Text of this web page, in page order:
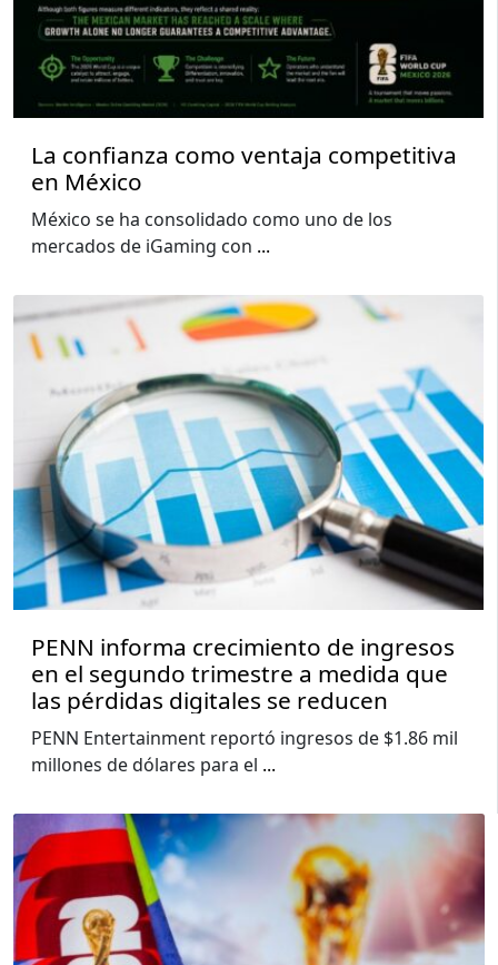
La confianza como ventaja competitiva
en México
México se ha consolidado como uno de los
mercados de iGaming con ...
PENN informa crecimiento de ingresos
en el segundo trimestre a medida que
las pérdidas digitales se reducen
PENN Entertainment reportó ingresos de $1.86 mil
millones de dólares para el ...